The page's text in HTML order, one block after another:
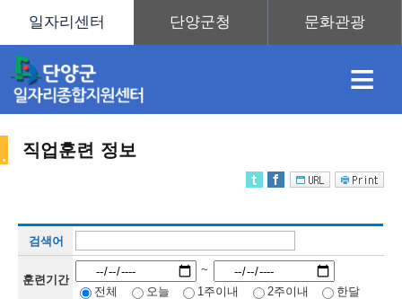
≡
직업훈련 정보
검색어
훈련기간
~
전체
오늘 1주이내 2주이내 한달
직